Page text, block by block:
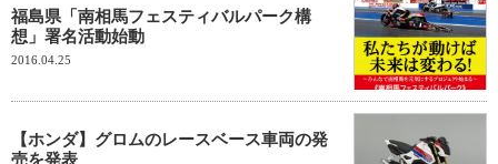
福島県「南相馬フェスティバルパーク構
想」署名活動始動
2016.04.25
【ホンダ】グロムのレースベース車両の発
売を発表